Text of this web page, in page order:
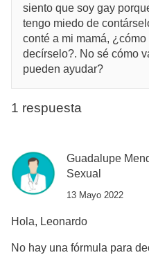
siento que soy gay
tengo miedo de
conté a mi mamá,
decírselo?. No sé cómo
pueden ayudar?
1 respuesta
Guadalupe
Sexual
13 Mayo 2022
Hola, Leonardo
No hay una fórmula para